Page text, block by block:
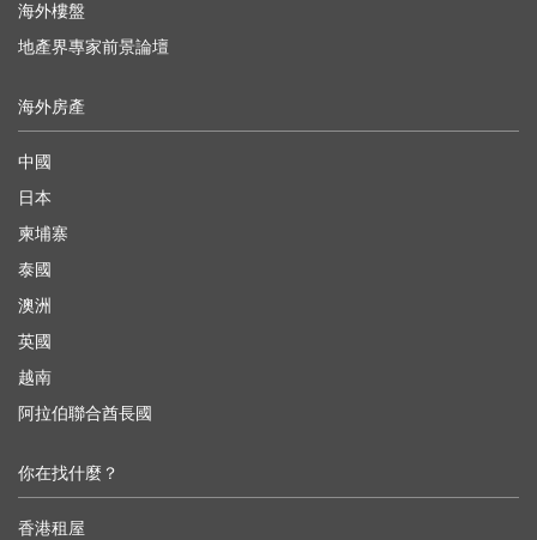
海外樓盤
地產界專家前景論壇
海外房產
中國
日本
柬埔寨
泰國
澳洲
英國
越南
阿拉伯聯合酋長國
你在找什麼？
香港租屋